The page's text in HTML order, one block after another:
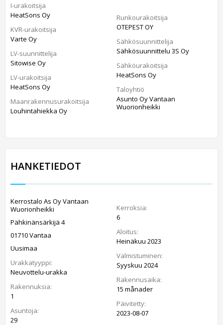
I-urakoitsija
HeatSons Oy
KVR-urakoitsija
Varte Oy
LV-suunnittelija
Sitowise Oy
LV-urakoitsija
HeatSons Oy
Maanrakennusurakoitsija
Louhintahiekka Oy
Runkourakoitsija
OTEPEST OY
Sähkösuunnittelija
Sähkösuunnittelu 3S Oy
Sähköurakoitsija
HeatSons Oy
Taloyhtiö
Asunto Oy Vantaan
Wuorionheikki
HANKETIEDOT
Kerrostalo As Oy Vantaan
Wuorionheikki
Pähkinänsärkijä 4
01710 Vantaa
Uusimaa
Urakkatyyppi:
Neuvottelu-urakka
Rakennuksia:
1
Asuntoja:
29
Kerroksia:
6
Aloitus:
Heinäkuu 2023
Valmistuminen:
Syyskuu 2024
Rakennusaika:
15 månader
Päivitetty:
2023-08-07